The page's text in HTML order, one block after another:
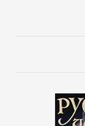
литература
Классическая